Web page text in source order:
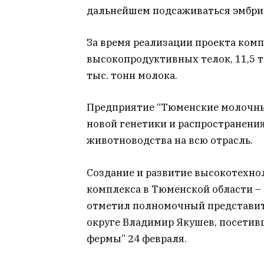
дальнейшем подсаживаться
За время реализации проекта
высокопродуктивных телок, 11,5
тыс. тонн молока.
Предприятие “Тюменские
новой генетики и
животноводства на всю отрасль.
Создание и развитие
комплекса в Тюменской области –
отметил полномочный
округе Владимир Якушев,
фермы” 24 февраля.